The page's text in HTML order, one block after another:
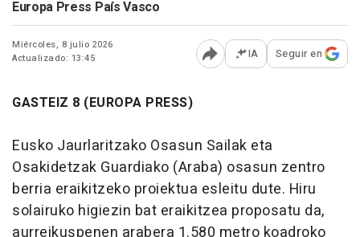
Europa Press País Vasco
Miércoles, 8 julio 2026
Actualizado: 13:45
Abrir opciones para
IA Seguir en
GASTEIZ 8 (EUROPA PRESS)
Eusko Jaurlaritzako Osasun Sailak eta
Osakidetzak Guardiako (Araba) osasun zentro
berria eraikitzeko proiektua esleitu dute. Hiru
solairuko higiezin bat eraikitzea proposatu da,
aurreikuspenen arabera 1.580 metro koadroko